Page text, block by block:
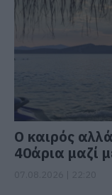
Ο καιρός
40άρια μαζί